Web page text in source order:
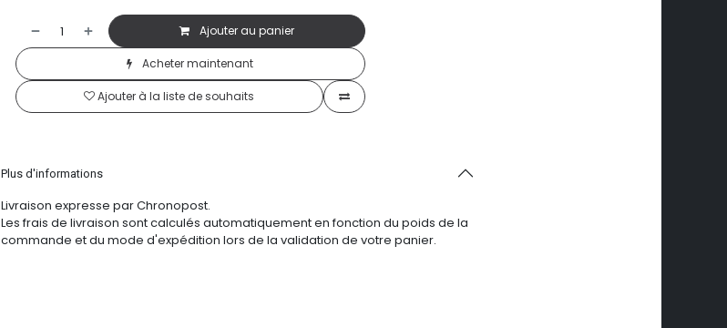
Ajouter au panier
Acheter maintenant
Ajouter à la liste de souhaits
Plus d'informations
Livraison expresse par Chronopost.
Les frais de livraison sont calculés automatiquement en fonction du poids de la
commande et du mode d'expédition lors de la validation de votre panier.